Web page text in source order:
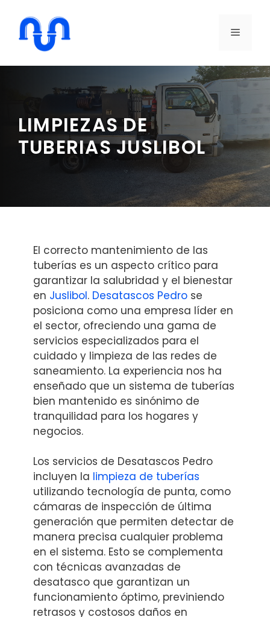
contenido
MENÚ
LIMPIEZAS DE
TUBERIAS JUSLIBOL
El correcto mantenimiento de las
tuberías es un aspecto crítico para
garantizar la salubridad y el bienestar
en Juslibol. Desatascos Pedro se
posiciona como una empresa líder en
el sector, ofreciendo una gama de
servicios especializados para el
cuidado y limpieza de las redes de
saneamiento. La experiencia nos ha
enseñado que un sistema de tuberías
bien mantenido es sinónimo de
tranquilidad para los hogares y
negocios.
Los servicios de Desatascos Pedro
incluyen la limpieza de tuberías
utilizando tecnología de punta, como
cámaras de inspección de última
generación que permiten detectar de
manera precisa cualquier problema
en el sistema. Esto se complementa
con técnicas avanzadas de
desatasco que garantizan un
funcionamiento óptimo, previniendo
retrasos y costosos daños en